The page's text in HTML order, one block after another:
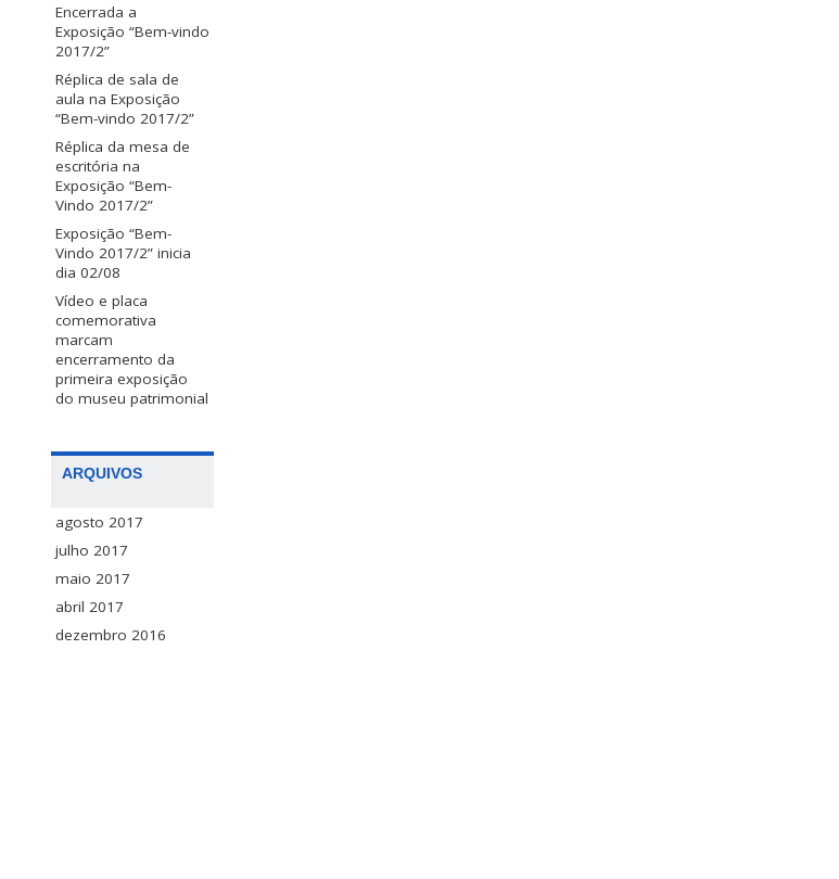
Encerrada a
Exposição “Bem-vindo
2017/2”
Réplica de sala de
aula na Exposição
“Bem-vindo 2017/2”
Réplica da mesa de
escritória na
Exposição “Bem-
Vindo 2017/2”
Exposição “Bem-
Vindo 2017/2” inicia
dia 02/08
Vídeo e placa
comemorativa
marcam
encerramento da
primeira exposição
do museu patrimonial
ARQUIVOS
agosto 2017
julho 2017
maio 2017
abril 2017
dezembro 2016